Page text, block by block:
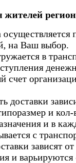
жителей
на Ваш выбор.
в
счет
доставки
и кол-
и в
с
зависят
и